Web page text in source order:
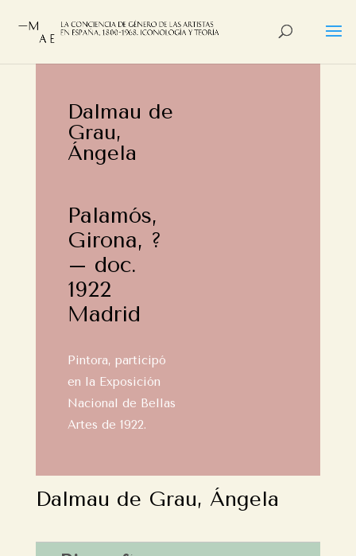
Dalmau de
Grau,
Ángela
Palamós,
Girona, ?
– doc.
1922
Madrid
Pintora, participó
en la Exposición
Nacional de Bellas
Artes de 1922.
Dalmau de Grau, Ángela